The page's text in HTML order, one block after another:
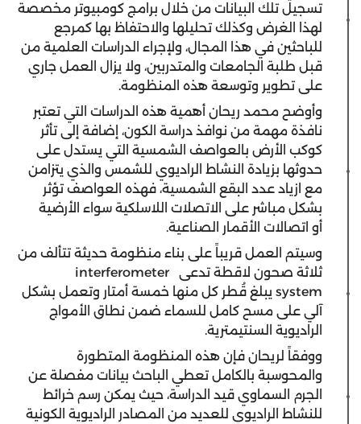
تسجيل تلك البيانات من خلال برامج كومبيوتر مخصصة
لهذا الغرض وكذلك تحليلها والاحتفاظ بها كمرجع
للباحثين في هذا المجال، ولإجراء الدراسات العلمية من
قبل طلبة الجامعات والمتدربين، ولا يزال العمل جاري
على تطوير وتوسعة هذه المنظومة.
وأوضح محمد ريحان أهمية هذه الدراسات التي تعتبر
نافذة مهمة من نوافذ دراسة الكون، إضافة إلى تأثر
كوكب الأرض بالعواصف الشمسية التي يستدل على
حدوثها بزيادة النشاط الراديوي للشمس والذي يتزامن
مع ازياد عدد البقع الشمسية، فهذه العواصف تؤثر
بشكل مباشر على الاتصلات اللاسلكية سواء الأرضية
أو اتصالات الأقمار الصناعية.
وسيتم العمل قريباً على بناء منظومة حديثة تتألف من
ثلاثة صحون لاقطة تدعى interferometer
system يبلغ قُطر كل منها خمسة أمتار وتعمل بشكل
آلي على مسح كامل للسماء ضمن نطاق الأمواج
الراديوية السنتيمترية.
ووفقاً لريحان فإن هذه المنظومة المتطورة
والمحوسبة بالكامل تعطي الباحث بيانات مفصلة عن
الجرم السماوي قيد الدراسة، حيث يمكن رسم خرائط
للنشاط الراديوي للعديد من المصادر الراديوية الكونية